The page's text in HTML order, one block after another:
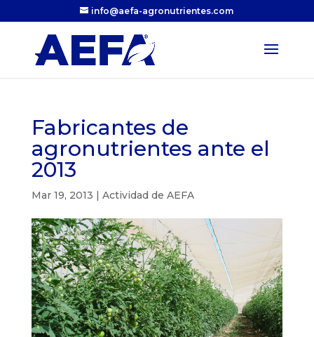
info@aefa-agronutrientes.com
Fabricantes de
agronutrientes ante el
2013
Mar 19, 2013 | Actividad de AEFA